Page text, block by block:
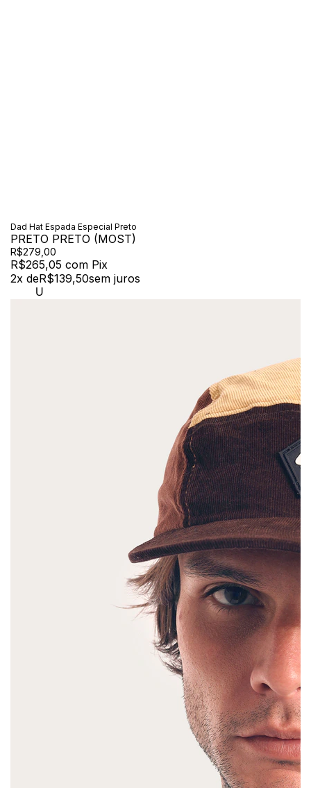
Dad Hat Espada Especial Preto
PRETO PRETO (MOST)
R$279,00
R$265,05 com Pix
2x deR$139,50sem juros
U